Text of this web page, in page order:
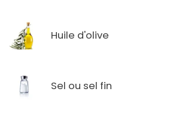
Huile d'olive
Sel ou sel fin